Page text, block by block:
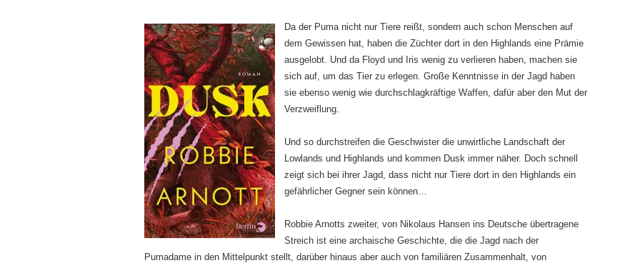
Da der Puma nicht nur Tiere reißt, sondern auch schon Menschen auf
dem Gewissen hat, haben die Züchter dort in den Highlands eine Prämie
ausgelobt. Und da Floyd und Iris wenig zu verlieren haben, machen sie
sich auf, um das Tier zu erlegen. Große Kenntnisse in der Jagd haben
sie ebenso wenig wie durchschlagkräftige Waffen, dafür aber den Mut der
Verzweiflung.
Und so durchstreifen die Geschwister die unwirtliche Landschaft der
Lowlands und Highlands und kommen Dusk immer näher. Doch schnell
zeigt sich bei ihrer Jagd, dass nicht nur Tiere dort in den Highlands ein
gefährlicher Gegner sein können…
Robbie Arnotts zweiter, von Nikolaus Hansen ins Deutsche übertragene
Streich ist eine archaische Geschichte, die die Jagd nach der
Pumadame in den Mittelpunkt stellt, darüber hinaus aber auch von familiären Zusammenhalt, von